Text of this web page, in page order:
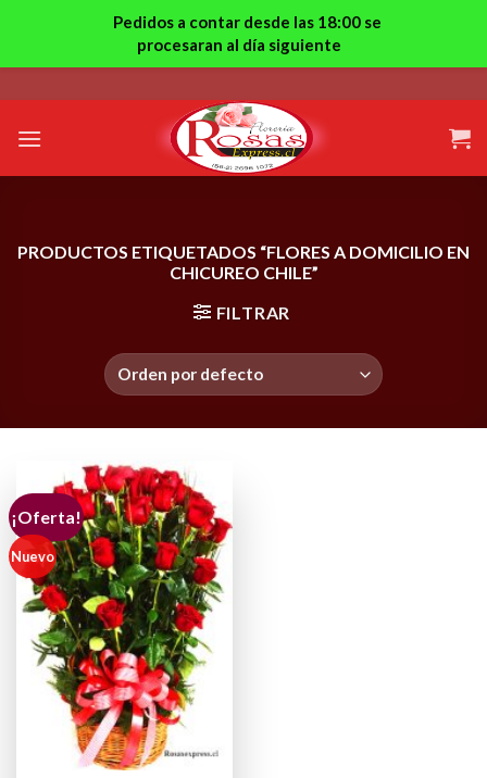
to
content
PRODUCTOS ETIQUETADOS “FLORES A DOMICILIO EN
CHICUREO CHILE”
FILTRAR
¡Oferta!
Nuevo
Pedidos a contar desde las 18:00 se
procesaran al día siguiente